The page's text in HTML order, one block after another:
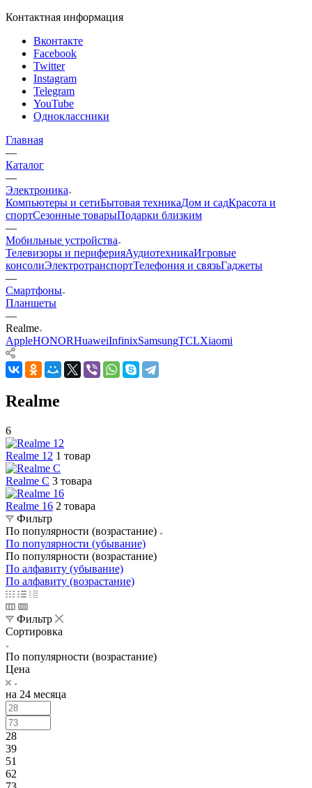
Контактная информация
Вконтакте
Facebook
Twitter
Instagram
Telegram
YouTube
Одноклассники
Главная
—
Каталог
—
Электроника
Компьютеры и сетиБытовая техникаДом и садКрасота и
спортСезонные товарыПодарки близким
—
Мобильные устройства
Телевизоры и периферияАудиотехникаИгровые
консолиЭлектротранспортТелефония и связьГаджеты
—
Смартфоны
Планшеты
—
Realme
AppleHONORHuaweiInfinixSamsungTCLXiaomi
Realme
6
Realme 12 1 товар
Realme C 3 товара
Realme 16 2 товара
Фильтр
По популярности (возрастание)
По популярности (убывание)
По популярности (возрастание)
По алфавиту (убывание)
По алфавиту (возрастание)
Фильтр
Сортировка
По популярности (возрастание)
Цена
на 24 месяца
28
39
51
62